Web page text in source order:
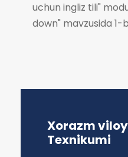
uchun ingliz tili"
down" mavzusida 1-
Xorazm
Texnikumi